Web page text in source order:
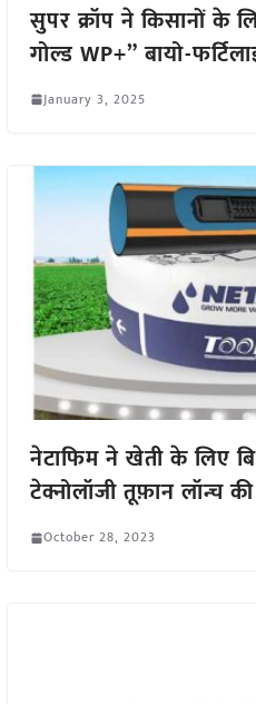
सुपर क्रॉप ने किसानों के
गोल्ड WP+” बायो-
January 3, 2025
नेटाफिम ने खेती के लिए
टेक्नोलॉजी तूफ़ान लॉन्च की
October 28, 2023